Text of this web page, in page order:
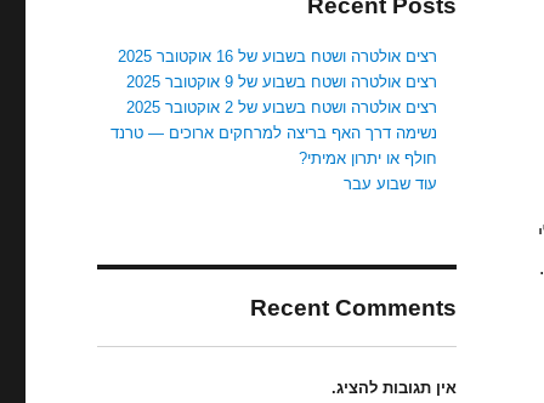
Recent Posts
רצים אולטרה ושטח בשבוע של 16 אוקטובר 2025
רצים אולטרה ושטח בשבוע של 9 אוקטובר 2025
רצים אולטרה ושטח בשבוע של 2 אוקטובר 2025
נשימה דרך האף בריצה למרחקים ארוכים — טרנד
חולף או יתרון אמיתי?
עוד שבוע עבר
Recent Comments
אין תגובות להציג.